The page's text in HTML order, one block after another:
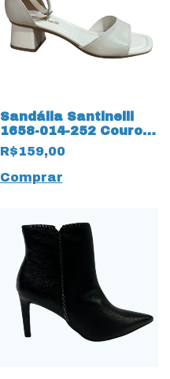
Sandália Santinelli
1658-014-252 Couro
Natural
R$159,00
Comprar